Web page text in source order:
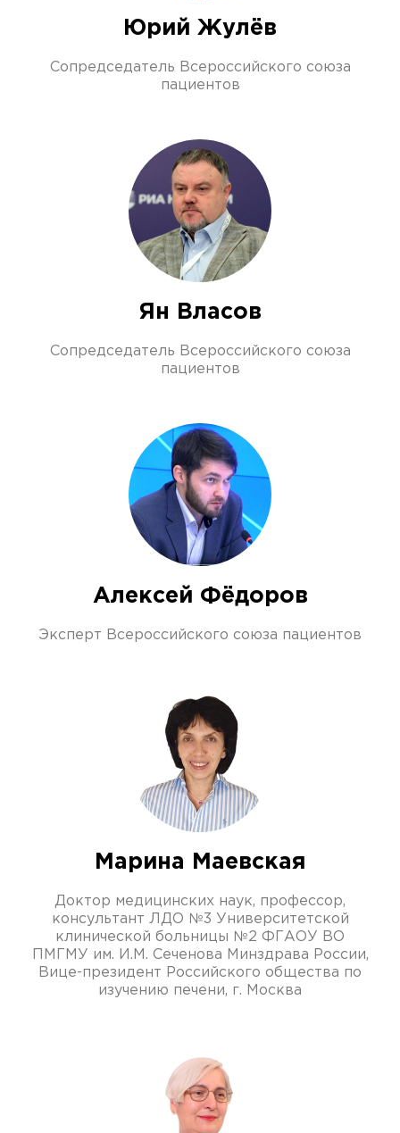
Юрий Жулёв
Сопредседатель Всероссийского союза
пациентов
Ян Власов
Сопредседатель Всероссийского союза
пациентов
Алексей Фёдоров
Эксперт Всероссийского союза пациентов
Марина Маевская
Доктор медицинских наук, профессор,
консультант ЛДО №3 Университетской
клинической больницы №2 ФГАОУ ВО
ПМГМУ им. И.М. Сеченова Минздрава России,
Вице-президент Российского общества по
изучению печени, г. Москва